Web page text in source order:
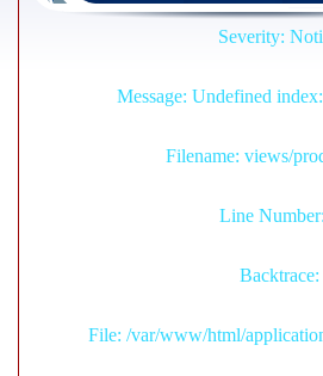
Severity:
Message: Undefined
Filename: views/
Line
Backtrace:
File: /var/www/html/